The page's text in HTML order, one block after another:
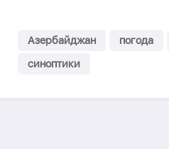
Азербайджан погода
синоптики